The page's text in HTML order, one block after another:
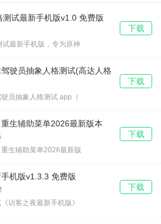
测试最新手机版v1.0 免费版
试最新手机版，专为原神
下载
驶员抽象人格测试(高达人格
卓版
员抽象人格测试 app（
下载
生辅助菜单2026最新版本
重生辅助菜单2026最新版
下载
机版v1.3.3 免费版
访客之夜最新手机版》
下载